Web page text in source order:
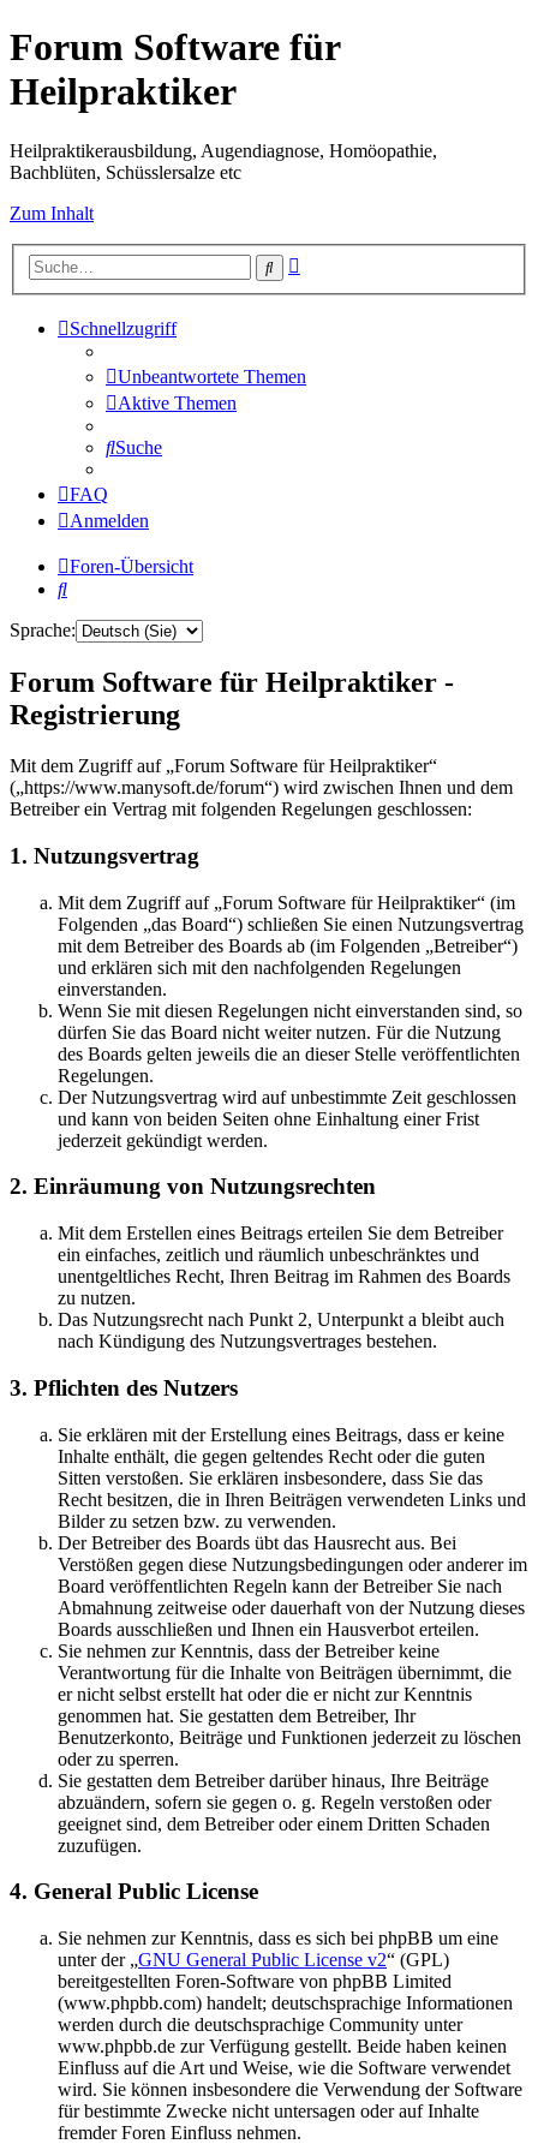
Forum Software für
Heilpraktiker
Heilpraktikerausbildung, Augendiagnose, Homöopathie,
Bachblüten, Schüsslersalze etc
Zum Inhalt
Suche
Schnellzugriff
Unbeantwortete Themen
Aktive Themen
Suche
FAQ
Anmelden
Foren-Übersicht
Suche
Sprache:
Forum Software für Heilpraktiker -
Registrierung
Mit dem Zugriff auf „Forum Software für Heilpraktiker“
(„https://www.manysoft.de/forum“) wird zwischen Ihnen und dem
Betreiber ein Vertrag mit folgenden Regelungen geschlossen:
1. Nutzungsvertrag
Mit dem Zugriff auf „Forum Software für Heilpraktiker“ (im
Folgenden „das Board“) schließen Sie einen Nutzungsvertrag
mit dem Betreiber des Boards ab (im Folgenden „Betreiber“)
und erklären sich mit den nachfolgenden Regelungen
einverstanden.
Wenn Sie mit diesen Regelungen nicht einverstanden sind, so
dürfen Sie das Board nicht weiter nutzen. Für die Nutzung
des Boards gelten jeweils die an dieser Stelle veröffentlichten
Regelungen.
Der Nutzungsvertrag wird auf unbestimmte Zeit geschlossen
und kann von beiden Seiten ohne Einhaltung einer Frist
jederzeit gekündigt werden.
2. Einräumung von Nutzungsrechten
Mit dem Erstellen eines Beitrags erteilen Sie dem Betreiber
ein einfaches, zeitlich und räumlich unbeschränktes und
unentgeltliches Recht, Ihren Beitrag im Rahmen des Boards
zu nutzen.
Das Nutzungsrecht nach Punkt 2, Unterpunkt a bleibt auch
nach Kündigung des Nutzungsvertrages bestehen.
3. Pflichten des Nutzers
Sie erklären mit der Erstellung eines Beitrags, dass er keine
Inhalte enthält, die gegen geltendes Recht oder die guten
Sitten verstoßen. Sie erklären insbesondere, dass Sie das
Recht besitzen, die in Ihren Beiträgen verwendeten Links und
Bilder zu setzen bzw. zu verwenden.
Der Betreiber des Boards übt das Hausrecht aus. Bei
Verstößen gegen diese Nutzungsbedingungen oder anderer im
Board veröffentlichten Regeln kann der Betreiber Sie nach
Abmahnung zeitweise oder dauerhaft von der Nutzung dieses
Boards ausschließen und Ihnen ein Hausverbot erteilen.
Sie nehmen zur Kenntnis, dass der Betreiber keine
Verantwortung für die Inhalte von Beiträgen übernimmt, die
er nicht selbst erstellt hat oder die er nicht zur Kenntnis
genommen hat. Sie gestatten dem Betreiber, Ihr
Benutzerkonto, Beiträge und Funktionen jederzeit zu löschen
oder zu sperren.
Sie gestatten dem Betreiber darüber hinaus, Ihre Beiträge
abzuändern, sofern sie gegen o. g. Regeln verstoßen oder
geeignet sind, dem Betreiber oder einem Dritten Schaden
zuzufügen.
4. General Public License
Sie nehmen zur Kenntnis, dass es sich bei phpBB um eine
unter der „GNU General Public License v2“ (GPL)
bereitgestellten Foren-Software von phpBB Limited
(www.phpbb.com) handelt; deutschsprachige Informationen
werden durch die deutschsprachige Community unter
www.phpbb.de zur Verfügung gestellt. Beide haben keinen
Einfluss auf die Art und Weise, wie die Software verwendet
wird. Sie können insbesondere die Verwendung der Software
für bestimmte Zwecke nicht untersagen oder auf Inhalte
fremder Foren Einfluss nehmen.